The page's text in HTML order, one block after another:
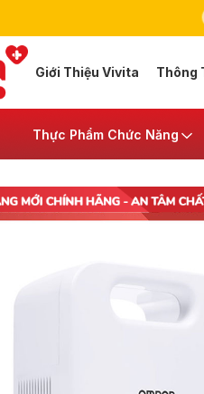
Giới Thiệu Vivita Thông
Thực Phẩm Chức Năng